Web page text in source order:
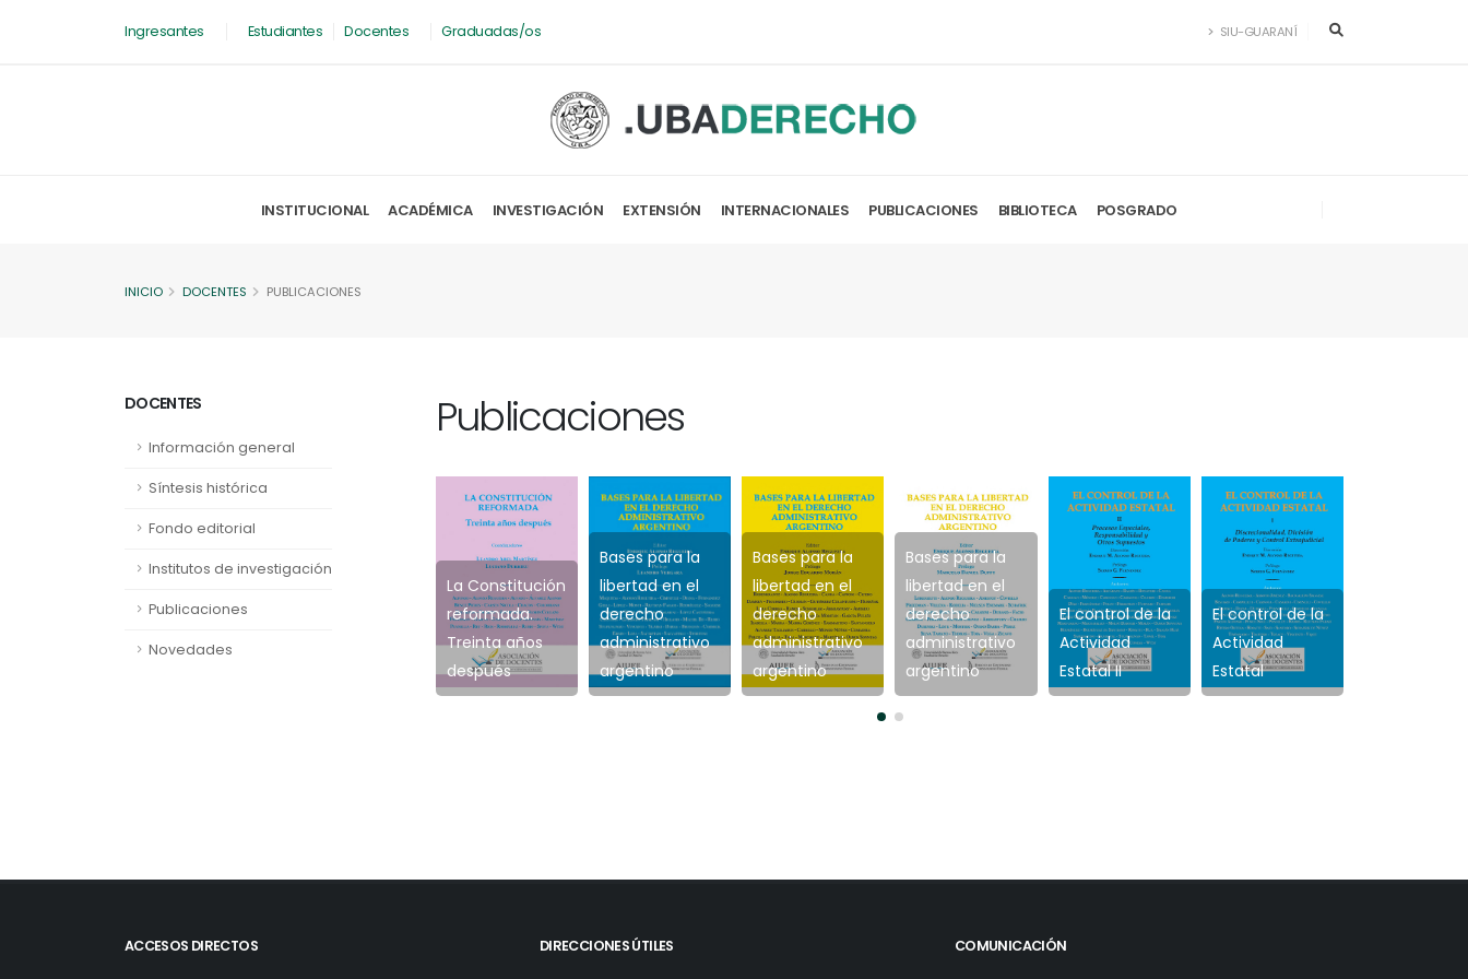
Ingresantes Estudiantes Docentes Graduadas/os SIU-GUARANÍ
INSTITUCIONAL ACADÉMICA INVESTIGACIÓN EXTENSIÓN INTERNACIONALES PUBLICACIONES BIBLIOTECA POSGRADO
INICIO DOCENTES PUBLICACIONES
DOCENTES
Información general
Síntesis histórica
Fondo editorial
Institutos de investigación
Publicaciones
Novedades
Publicaciones
Estudios de
Derecho
La Constitución
reformada.
Treinta años
después
Bases para la
libertad en el
derecho
administrativo
argentino
Bases para la
libertad en el
derecho
administrativo
argentino
Bases para la
libertad en el
derecho
administrativo
argentino
El control de la
Actividad
Estatal II
El control de la
Actividad
Estatal
ACCESOS DIRECTOS DIRECCIONES ÚTILES COMUNICACIÓN